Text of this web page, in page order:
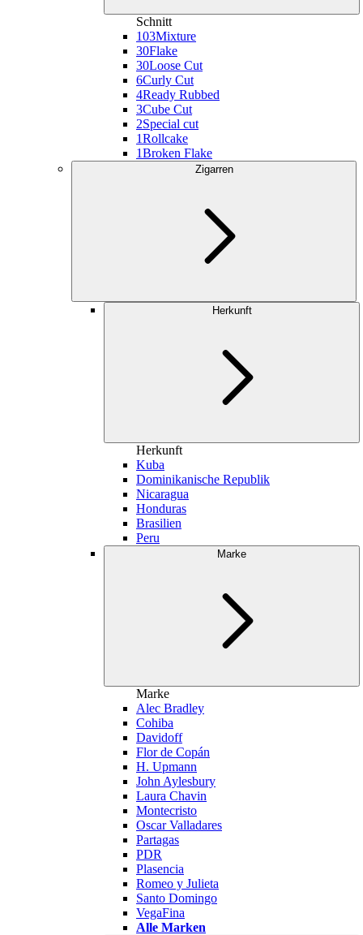
Schnitt
103Mixture
30Flake
30Loose Cut
6Curly Cut
4Ready Rubbed
3Cube Cut
2Special cut
1Rollcake
1Broken Flake
Zigarren
Herkunft
Herkunft
Kuba
Dominikanische Republik
Nicaragua
Honduras
Brasilien
Peru
Marke
Marke
Alec Bradley
Cohiba
Davidoff
Flor de Copán
H. Upmann
John Aylesbury
Laura Chavin
Montecristo
Oscar Valladares
Partagas
PDR
Plasencia
Romeo y Julieta
Santo Domingo
VegaFina
Alle Marken